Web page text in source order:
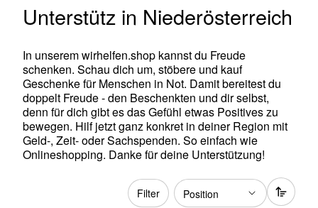
Unterstütz in Niederösterreich
In unserem wirhelfen.shop kannst du Freude
schenken. Schau dich um, stöbere und kauf
Geschenke für Menschen in Not. Damit bereitest du
doppelt Freude - den Beschenkten und dir selbst,
denn für dich gibt es das Gefühl etwas Positives zu
bewegen. Hilf jetzt ganz konkret in deiner Region mit
Geld-, Zeit- oder Sachspenden. So einfach wie
Onlineshopping. Danke für deine Unterstützung!
Filter